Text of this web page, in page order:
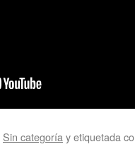
Sin categoría y etiquetada